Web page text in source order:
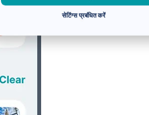
सेटिंग्स प्रबंधित करें